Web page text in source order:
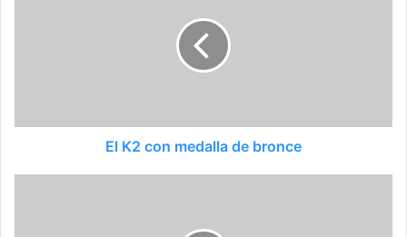
El K2 con medalla de bronce